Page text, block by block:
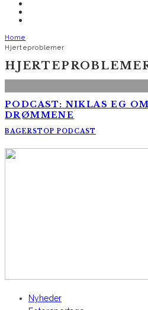
Home
Hjerteproblemer
PODCAST: NIKLAS EG
DRØMMENE
BAGERSTOP PODCAST
Nyheder